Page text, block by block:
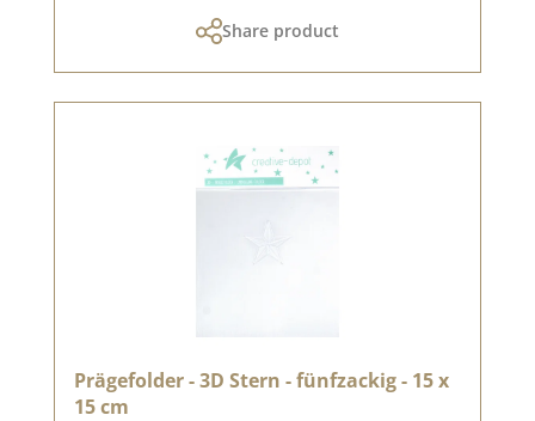
Share product
Prägefolder - 3D Stern - fünfzackig - 15 x
15 cm